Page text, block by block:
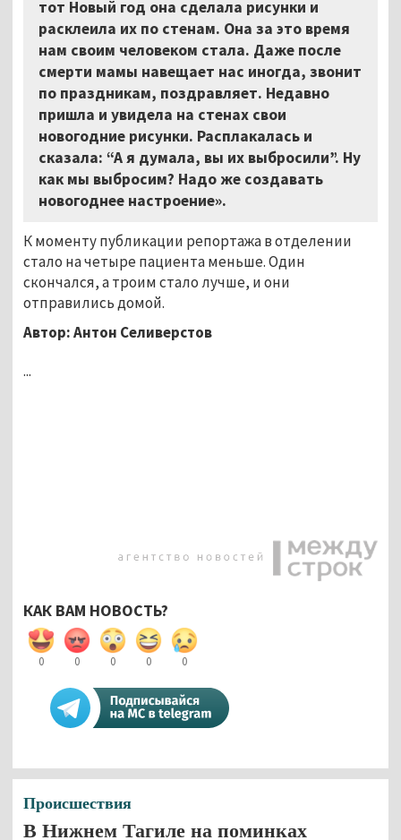
тот Новый год она сделала рисунки и
расклеила их по стенам. Она за это время
нам своим человеком стала. Даже после
смерти мамы навещает нас иногда, звонит
по праздникам, поздравляет. Недавно
пришла и увидела на стенах свои
новогодние рисунки. Расплакалась и
сказала: “А я думала, вы их выбросили”. Ну
как мы выбросим? Надо же создавать
новогоднее настроение».
К моменту публикации репортажа в отделении
стало на четыре пациента меньше. Один
скончался, а троим стало лучше, и они
отправились домой.
Автор: Антон Селиверстов
...
КАК ВАМ НОВОСТЬ?
0 0 0 0 0
Происшествия
В Нижнем Тагиле на поминках